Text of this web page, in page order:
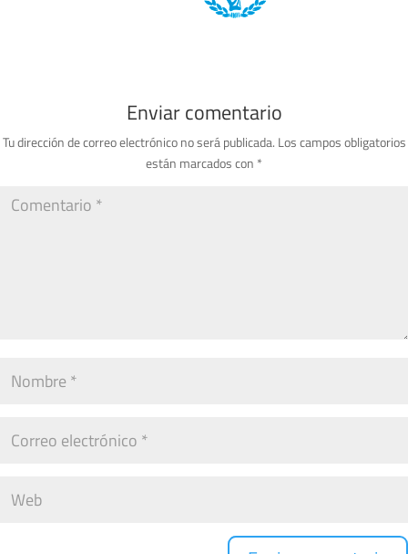
Enviar comentario
Tu dirección de correo electrónico no será publicada. Los campos obligatorios
están marcados con *